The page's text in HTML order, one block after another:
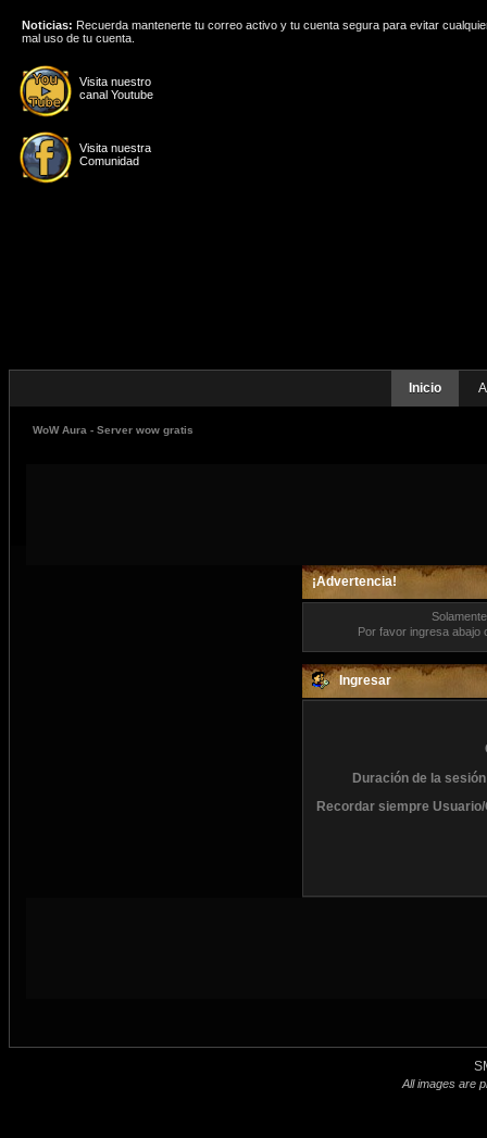
Visita nuestro
canal Youtube
Visita nuestra
Comunidad
Noticias: Recuerda mantenerte tu correo activo y tu cuenta segura para evitar
mal uso de tu cuenta.
Inicio
WoW Aura - Server wow gratis
¡Advertencia!
Por favor ingresa abajo
Ingresar
Duración de la
Recordar siempre
All images are